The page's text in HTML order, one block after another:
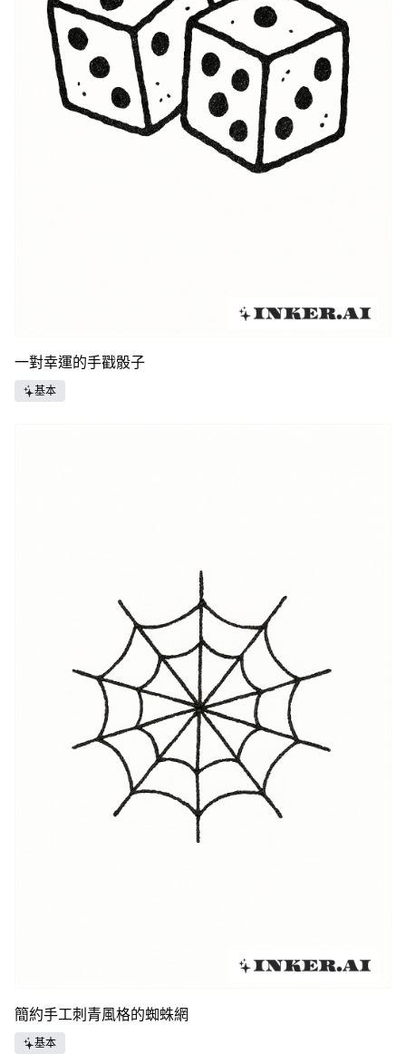
一對幸運的手戳骰子
基本
簡約手工刺青風格的蜘蛛網
基本